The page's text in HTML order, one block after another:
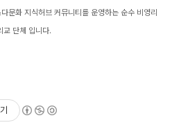
문화 지식허브 커뮤니티를 운영하는 순수 비영리
교 단체 입니다.